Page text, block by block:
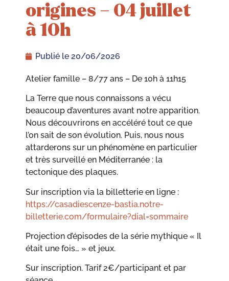
origines – 04 juillet
à 10h
Publié le 20/06/2026
Atelier famille – 8/77 ans – De 10h à 11h15
La Terre que nous connaissons a vécu
beaucoup d’aventures avant notre apparition.
Nous découvrirons en accéléré tout ce que
l’on sait de son évolution. Puis, nous nous
attarderons sur un phénomène en particulier
et très surveillé en Méditerranée : la
tectonique des plaques.
Sur inscription via la billetterie en ligne :
https://casadiescenze-bastia.notre-
billetterie.com/formulaire?dial=sommaire
Projection d’épisodes de la série mythique « Il
était une fois… » et jeux.
Sur inscription. Tarif 2€/participant et par